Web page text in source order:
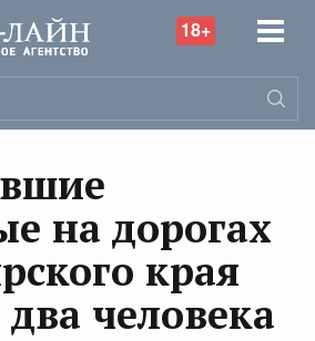
18+
на дорогах
края
человека